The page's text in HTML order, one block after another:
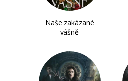
Naše zakázané
vášně